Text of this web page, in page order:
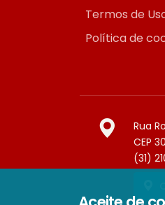
Termos de
Política de
Rua
CEP
(31)